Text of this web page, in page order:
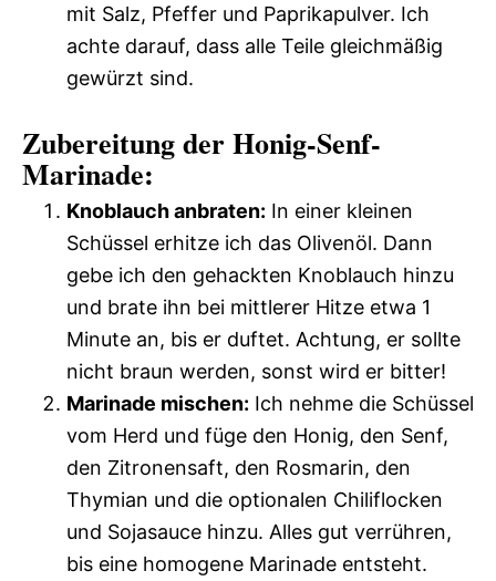
mit Salz, Pfeffer und Paprikapulver. Ich
achte darauf, dass alle Teile gleichmäßig
gewürzt sind.
Zubereitung der Honig-Senf-
Marinade:
Knoblauch anbraten: In einer kleinen
Schüssel erhitze ich das Olivenöl. Dann
gebe ich den gehackten Knoblauch hinzu
und brate ihn bei mittlerer Hitze etwa 1
Minute an, bis er duftet. Achtung, er sollte
nicht braun werden, sonst wird er bitter!
Marinade mischen: Ich nehme die Schüssel
vom Herd und füge den Honig, den Senf,
den Zitronensaft, den Rosmarin, den
Thymian und die optionalen Chiliflocken
und Sojasauce hinzu. Alles gut verrühren,
bis eine homogene Marinade entsteht.